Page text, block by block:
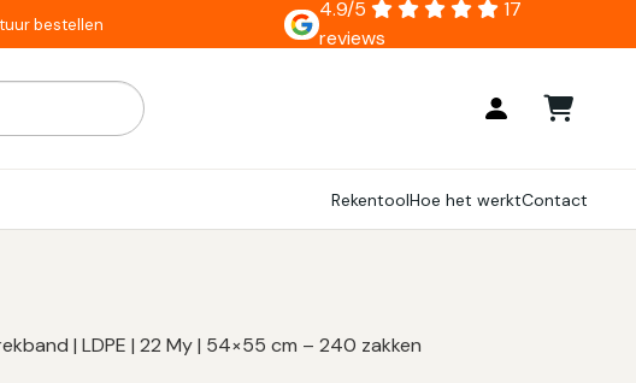
bestellen
4.9/5
17
reviews
zijn, gebruik de pijlen om omhoog en omlaag te gaan
RekentoolHoe het werktContact
| LDPE | 22 My | 54×55 cm – 240 zakken